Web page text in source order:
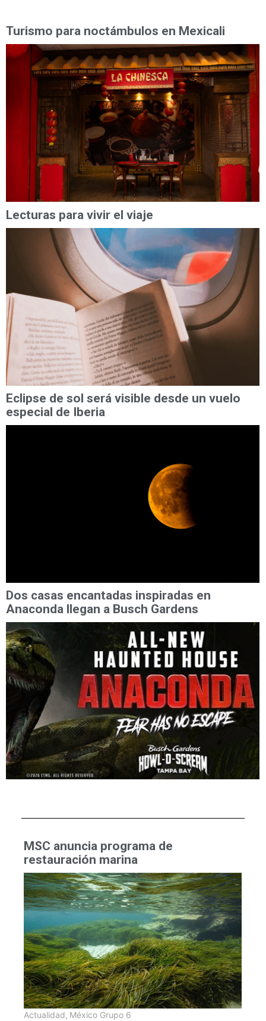
Turismo para noctámbulos en Mexicali
Lecturas para vivir el viaje
Eclipse de sol será visible desde un vuelo
especial de Iberia
Dos casas encantadas inspiradas en
Anaconda llegan a Busch Gardens
MSC anuncia programa de
restauración marina
Actualidad, México Grupo 6